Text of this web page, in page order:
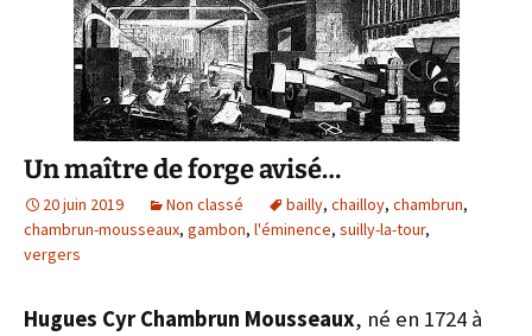
Un maître de forge avisé…
20 juin 2019 Non classé bailly, chailloy, chambrun,
chambrun-mousseaux, gambon, l'éminence, suilly-la-tour,
vergers
Hugues Cyr Chambrun Mousseaux, né en 1724 à